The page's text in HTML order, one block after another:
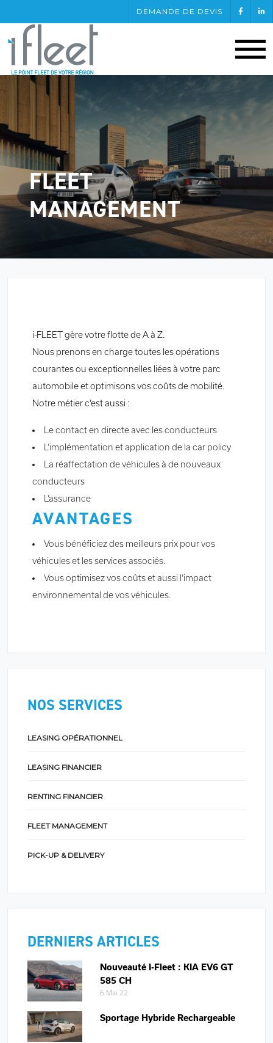
DEMANDE DE DEVIS
FLEET
MANAGEMENT
i-FLEET gère votre flotte de A à Z.
Nous prenons en charge toutes les opérations
courantes ou exceptionnelles liées à votre parc
automobile et optimisons vos coûts de mobilité.
Notre métier c’est aussi :
Le contact en directe avec les conducteurs
L’implémentation et application de la car policy
La réaffectation de véhicules à de nouveaux
conducteurs
L’assurance
AVANTAGES
Vous bénéficiez des meilleurs prix pour vos
véhicules et les services associés.
Vous optimisez vos coûts et aussi l’impact
environnemental de vos véhicules.
NOS SERVICES
LEASING OPÉRATIONNEL
LEASING FINANCIER
RENTING FINANCIER
FLEET MANAGEMENT
PICK-UP & DELIVERY
DERNIERS ARTICLES
Nouveauté I-Fleet : KIA EV6 GT
585 CH
6 Mai 22
Sportage Hybride Rechargeable